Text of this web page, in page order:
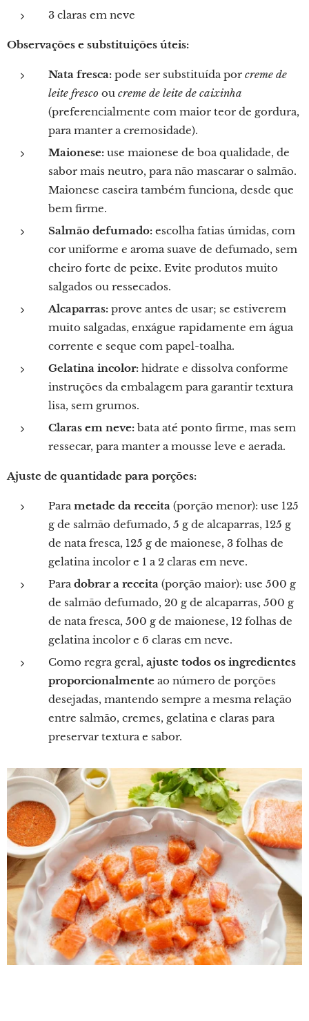
3 claras em neve
Observações e substituições úteis:
Nata fresca: pode ser substituída por creme de
leite fresco ou creme de leite de caixinha
(preferencialmente com maior teor de gordura,
para manter a cremosidade).
Maionese: use maionese de boa qualidade, de
sabor mais neutro, para não mascarar o salmão.
Maionese caseira também funciona, desde que
bem firme.
Salmão defumado: escolha fatias úmidas, com
cor uniforme e aroma suave de defumado, sem
cheiro forte de peixe. Evite produtos muito
salgados ou ressecados.
Alcaparras: prove antes de usar; se estiverem
muito salgadas, enxágue rapidamente em água
corrente e seque com papel-toalha.
Gelatina incolor: hidrate e dissolva conforme
instruções da embalagem para garantir textura
lisa, sem grumos.
Claras em neve: bata até ponto firme, mas sem
ressecar, para manter a mousse leve e aerada.
Ajuste de quantidade para porções:
Para metade da receita (porção menor): use 125
g de salmão defumado, 5 g de alcaparras, 125 g
de nata fresca, 125 g de maionese, 3 folhas de
gelatina incolor e 1 a 2 claras em neve.
Para dobrar a receita (porção maior): use 500 g
de salmão defumado, 20 g de alcaparras, 500 g
de nata fresca, 500 g de maionese, 12 folhas de
gelatina incolor e 6 claras em neve.
Como regra geral, ajuste todos os ingredientes
proporcionalmente ao número de porções
desejadas, mantendo sempre a mesma relação
entre salmão, cremes, gelatina e claras para
preservar textura e sabor.